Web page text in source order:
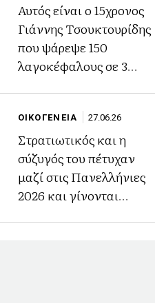
Αυτός είναι ο 15χρονος
Γιάννης Τσουκτουρίδης
που ψάρεψε 150
λαγοκέφαλους σε 3
ΟΙΚΟΓΕΝΕΙΑ 27.06.26
Στρατιωτικός και η
σύζυγός του πέτυχαν
μαζί στις Πανελλήνιες
2026 και γίνονται